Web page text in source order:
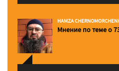
HAMZA
Мнение по теме о